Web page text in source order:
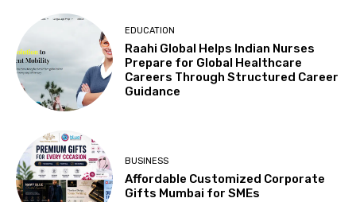
EDUCATION
Raahi Global Helps Indian Nurses
Prepare for Global Healthcare
Careers Through Structured Career
Guidance
BUSINESS
Affordable Customized Corporate
Gifts Mumbai for SMEs